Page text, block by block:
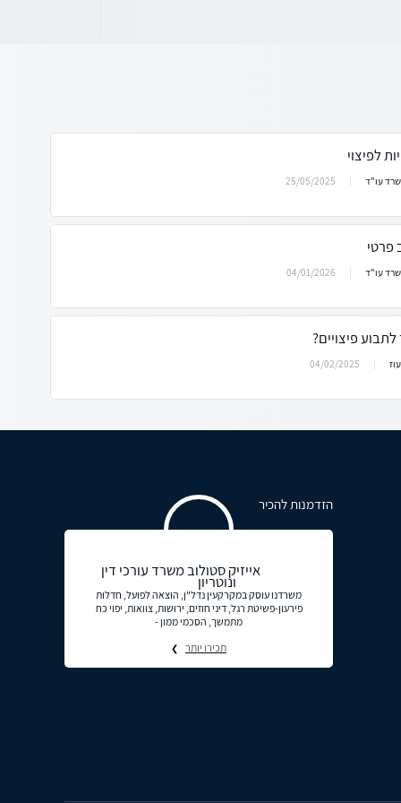
לפיצוי
עו"ד 25/05/2025
פרטי
עו"ד 04/01/2026
פיצויים?
04/02/2025
הזדמנות להכיר
אייזיק סטולוב משרד עורכי דין
ונוטריון
משרדנו עוסק במקרקעין נדל"ן, הוצאה לפועל, חדלות
פירעון-פשיטת רגל, דיני חוזים, ירושות, צוואות, יפוי כח
מתמשך, הסכמי ממון -
תכירו יותר